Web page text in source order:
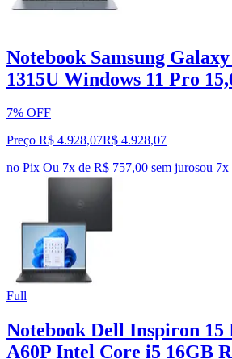
Notebook Samsung
1315U Windows 11 Pro
7% OFF
Preço R$ 4.928,07R$ 4.928,07
no Pix Ou 7x de R$ 757,00 sem jurosou 7x
Full
Notebook Dell Inspiron 15
A60P Intel Core i5 16GB